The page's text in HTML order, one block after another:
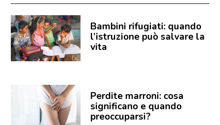
Bambini rifugiati: quando
l’istruzione può salvare la
vita
Perdite marroni: cosa
significano e quando
preoccuparsi?